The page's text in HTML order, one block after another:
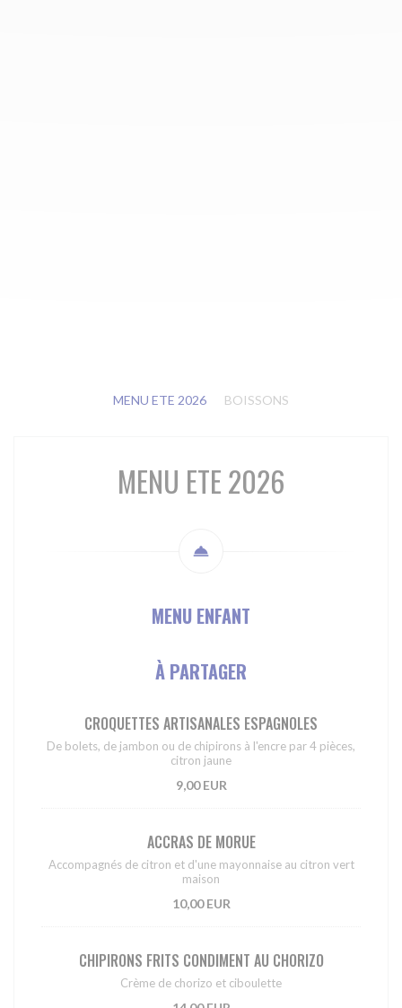
MENU ETE 2026 BOISSONS
MENU ETE 2026
MENU ENFANT
À PARTAGER
CROQUETTES ARTISANALES ESPAGNOLES
De bolets, de jambon ou de chipirons à l'encre par 4 pièces,
citron jaune
9,00 EUR
ACCRAS DE MORUE
Accompagnés de citron et d'une mayonnaise au citron vert
maison
10,00 EUR
CHIPIRONS FRITS CONDIMENT AU CHORIZO
Crème de chorizo et ciboulette